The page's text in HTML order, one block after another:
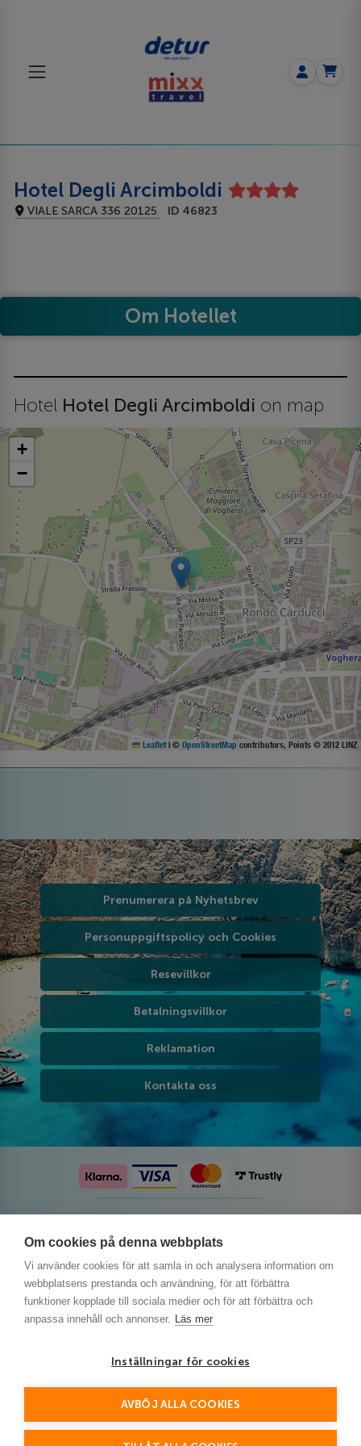
Om cookies på denna webbplats
Vi använder cookies för att samla in och analysera information om
webbplatsens prestanda och användning, för att förbättra
funktioner kopplade till sociala medier och för att förbättra och
anpassa innehåll och annonser. Läs mer
Inställningar för cookies
AVBÖJ ALLA COOKIES
Hotel Degli Arcimboldi
VIALE SARCA 336 20125 ID 46823
Om Hotellet
Hotel Hotel Degli Arcimboldi on map
+
−
Leaflet | © OpenStreetMap contributors, Points © 2012 LINZ
Prenumerera på Nyhetsbrev
Personuppgiftspolicy och Cookies
Resevillkor
Betalningsvillkor
Reklamation
Kontakta oss
This site is protected by reCAPTCHA and the Google
andTerms of Service apply.